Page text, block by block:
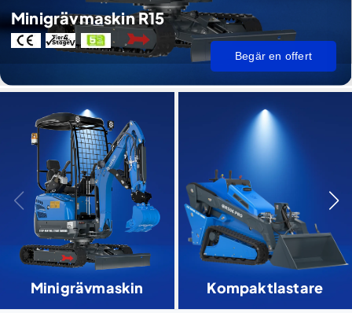
Minigrävmaskin R15
Begär en offert
Minigrävmaskin Kompaktlastare